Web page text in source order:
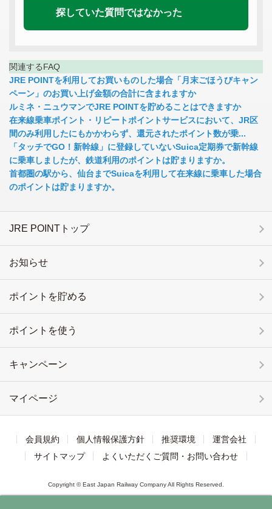
探していた質問ではなかった
関連するFAQ
JRE POINTを利用してお買いものした場合「月末ごほうびキャン
ペーン」のお買い上げ金額の合計に含まれますか
ルミネ・ニュウマンでJRE POINTを貯めることはできますか
在来線乗車ポイント・リピートポイントサービスにおいて、JR区
間のみ利用したにもかかわらず、還元されたポイント数が乗...
「タッチでGO！新幹線」に登録していないSuica定期券で新幹線
に乗車しましたが、鉄道利用のポイントは貯まりますか。
首都圏の駅から、仙台までSuicaを利用して在来線に乗車した場合
のポイントは貯まりますか。
JRE POINTトップ
お知らせ
ポイントを貯める
ポイントを使う
キャンペーン
マイページ
会員規約 個人情報保護方針 推奨環境
運営会社
サイトマップ
よくいただくご質問・お問い合わせ
Copyright © East Japan Railway Company All Rights Reserved.